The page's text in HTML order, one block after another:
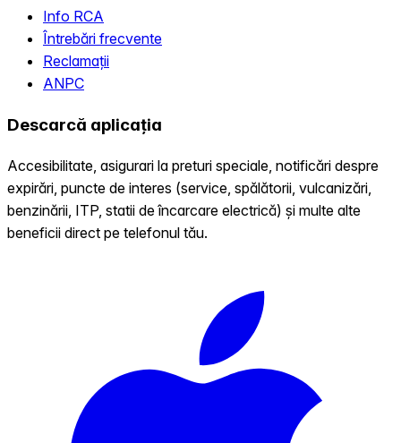
Info RCA
Întrebări frecvente
Reclamații
ANPC
Descarcă aplicația
Accesibilitate, asigurari la preturi speciale, notificări despre
expirări, puncte de interes (service, spălătorii, vulcanizări,
benzinării, ITP, statii de încarcare electrică) și multe alte
beneficii direct pe telefonul tău.